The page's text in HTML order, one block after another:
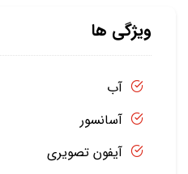
ویژگی ها
آب
آسانسور
آیفون تصویری